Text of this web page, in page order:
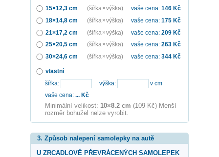
15×12,3 cm
(šířka × výška) vaše cena: 146 Kč
18×14,8 cm
(šířka × výška) vaše cena: 175 Kč
21×17,2 cm
(šířka × výška) vaše cena: 209 Kč
25×20,5 cm
(šířka × výška) vaše cena: 263 Kč
30×24,6 cm
(šířka × výška) vaše cena: 344 Kč
vlastní
šířka:
výška:
v cm
vaše cena: ... Kč
Minimální velikost: 10×8.2 cm (109 Kč) Menší
rozměr bohužel nelze vyrobit.
3. Způsob nalepení samolepky na autě
U ZRCADLOVĚ PŘEVRÁCENÝCH SAMOLEPEK